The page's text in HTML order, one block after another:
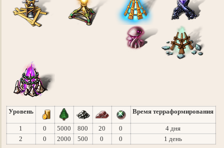
Уровень Время терраформирования
1 0 5000 800 20 0
4 дня
2
0 2000 500 0 0 1 день